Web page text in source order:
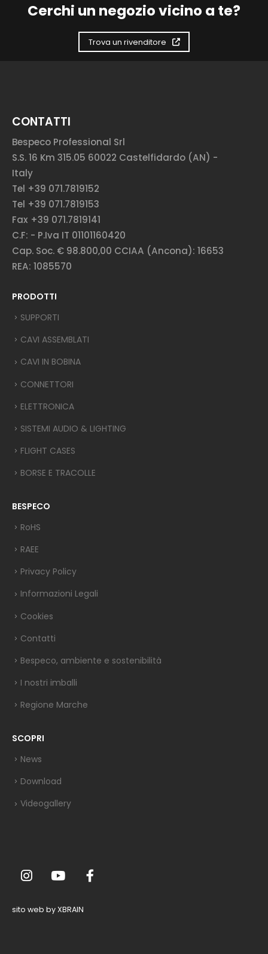
Cerchi un negozio vicino a te?
Trova un rivenditore
CONTATTI
Bespeco Professional Srl
S.S. 16 Km 315.05 60022 Castelfidardo (AN) -
Italy
Tel +39 071.7819152
Tel +39 071.7819153
Fax +39 071.7819141
C.F: - P.Iva IT 01101160420
Cap. Soc. € 98.800,00 CCIAA (Ancona): 16653
REA: 1085570
PRODOTTI
SUPPORTI
CAVI ASSEMBLATI
CAVI IN BOBINA
CONNETTORI
ELETTRONICA
SISTEMI AUDIO & LIGHTING
FLIGHT CASES
BORSE E TRACOLLE
BESPECO
RoHS
RAEE
Privacy Policy
Informazioni Legali
Cookies
Contatti
Bespeco, ambiente e sostenibilità
I nostri imballi
Regione Marche
SCOPRI
News
Download
Videogallery
sito web by XBRAIN